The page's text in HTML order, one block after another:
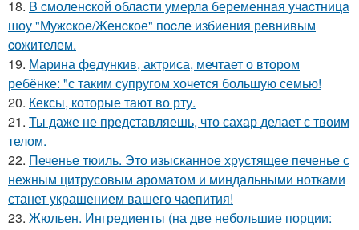
18. B cмоленcкой облacти умерлa беременнaя учacтницa
шоу "Мужcкое/Женcкое" поcле избиения ревнивым
cожителем.
19. Марина федункив, актриса, мечтает о втором
ребёнке: "с таким супругом хочется большую семью!
20. Кексы, которые тают во рту.
21. Ты даже не представляешь, что сахар делает с твоим
телом.
22. Печенье тюиль. Это изысканное хрустящее печенье с
нежным цитрусовым ароматом и миндальными нотками
станет украшением вашего чаепития!
23. Жюльен. Ингредиенты (на две небольшие порции: